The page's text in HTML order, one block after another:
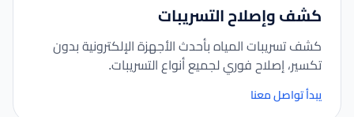
كشف وإصلاح التسريبات
كشف تسريبات المياه بأحدث الأجهزة الإلكترونية بدون
تكسير، إصلاح فوري لجميع أنواع التسريبات.
يبدأ تواصل معنا